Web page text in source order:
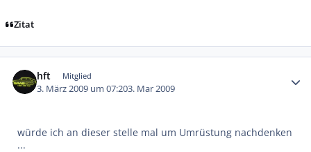
Zitat
hft Mitglied
3. März 2009 um 07:203. Mar 2009
würde ich an dieser stelle mal um Umrüstung nachdenken
...